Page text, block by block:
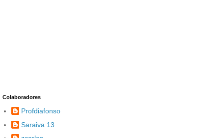
Colaboradores
Profdiafonso
Saraiva 13